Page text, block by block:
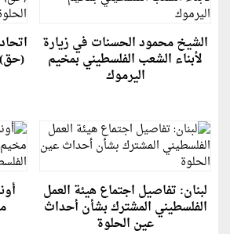
الشيخ محمود الحسنات في زيارة
لأبناء الشعب الفلسطيني بمخيم
اليرموك
لبنان: تفاصيل اجتماع هيئة العمل
الفلسطيني المشترك بشأن أحداث
عين الحلوة